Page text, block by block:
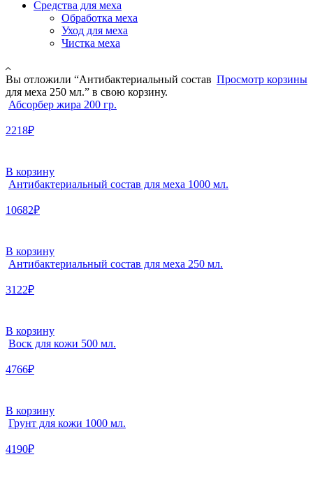
Средства для меха
Обработка меха
Уход для меха
Чистка меха
Просмотр корзины
Вы отложили “Антибактериальный состав
для меха 250 мл.” в свою корзину.
Абсорбер жира 200 гр.
2218₽
В корзину
Антибактериальный состав для меха 1000 мл.
10682₽
В корзину
Антибактериальный состав для меха 250 мл.
3122₽
В корзину
Воск для кожи 500 мл.
4766₽
В корзину
Грунт для кожи 1000 мл.
4190₽